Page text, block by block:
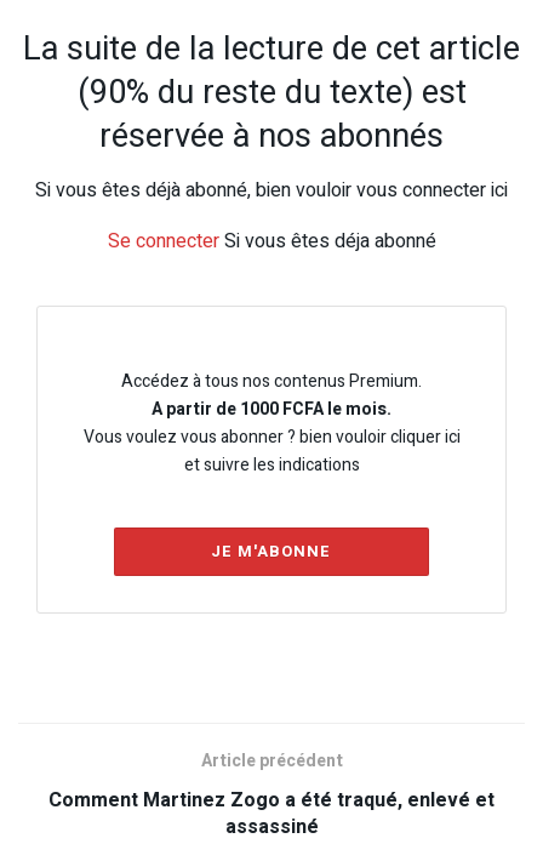
La suite de la lecture de cet article
(90% du reste du texte) est
réservée à nos abonnés
Si vous êtes déjà abonné, bien vouloir vous connecter ici
Se connecterSi vous êtes déja abonné
Accédez à tous nos contenus Premium.
A partir de 1000 FCFA le mois.
Vous voulez vous abonner ? bien vouloir cliquer ici
et suivre les indications
JE M'ABONNE
Article précédent
Comment Martinez Zogo a été traqué, enlevé et
assassiné